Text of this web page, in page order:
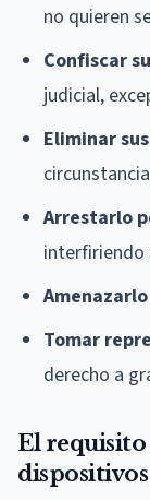
no quieren
Confiscar
judicial,
Eliminar
circunstancia
Arrestarlo
interfiriendo
Tomar
derecho a
El
dispositivos